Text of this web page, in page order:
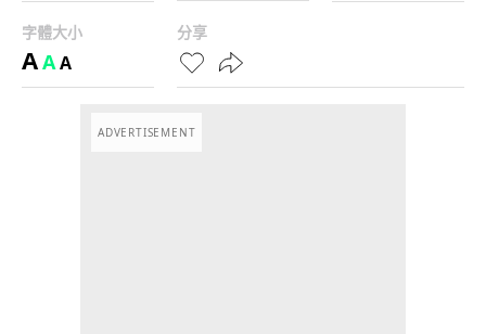
字體大小
AAA
分享
ADVERTISEMENT